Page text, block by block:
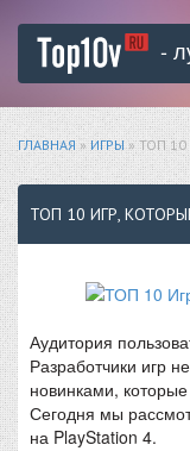
-
ГЛАВНАЯ »ИГРЫ» ТОП 10
ТОП 10 ИГР,
Аудитория
Разработчики игр
новинками,
Сегодня мы
на PlayStation 4.